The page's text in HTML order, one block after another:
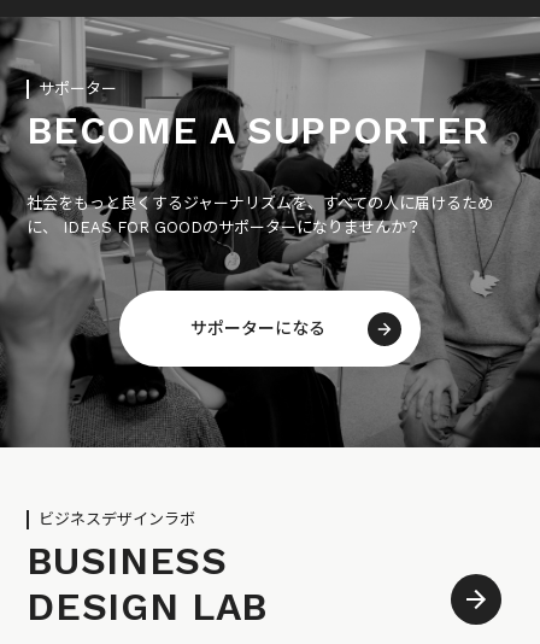
サポーター
BECOME A SUPPORTER
社会をもっと良くするジャーナリズムを、すべての人に届けるため
に、 IDEAS FOR GOODのサポーターになりませんか？
サポーターになる
ビジネスデザインラボ
BUSINESS
DESIGN LAB